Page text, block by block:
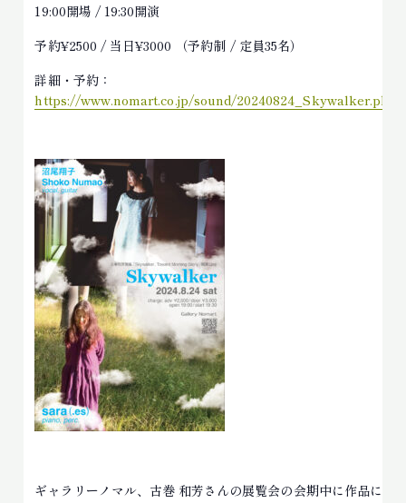
19:00開場 / 19:30開演
予約¥2500 / 当日¥3000 （予約制 / 定員35名）
詳細・予約：
https://www.nomart.co.jp/sound/20240824_Skywalker.php
ギャラリーノマル、古巻 和芳さんの展覧会の会期中に作品に囲